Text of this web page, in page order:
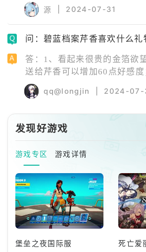
公司发行的二次元角色扮演
将扮演教师，带领性格迥异
考验，打败敌人，寻找真相。
源 2024-07-31
问：碧蓝档案芹香喜欢什么礼
答：1、看起来很贵的金箔欲
送给芹香可以增加60点好感
将此礼物送给芹香可以增加40
高级蛋形工艺品：将此礼物
礼物送给芹香可以增加40点
音乐盒：将此礼物送给芹香
qq@longjin 2024-07-
发现好游戏
游戏专区 游戏详情
堡垒之夜国际服 死亡爱